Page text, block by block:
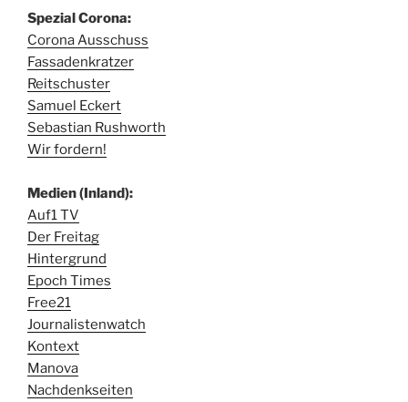
Spezial Corona:
Corona Ausschuss
Fassadenkratzer
Reitschuster
Samuel Eckert
Sebastian Rushworth
Wir fordern!
Medien (Inland):
Auf1 TV
Der Freitag
Hintergrund
Epoch Times
Free21
Journalistenwatch
Kontext
Manova
Nachdenkseiten